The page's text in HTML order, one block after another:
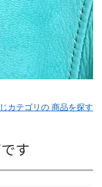
カテゴリの 商品を探す
す